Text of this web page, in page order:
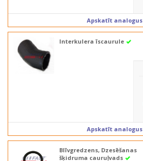
Apskatīt analogus
Interkulera īscaurule
Apskatīt analogus
Blīvgredzens, Dzesēšanas
šķidruma cauruļvads